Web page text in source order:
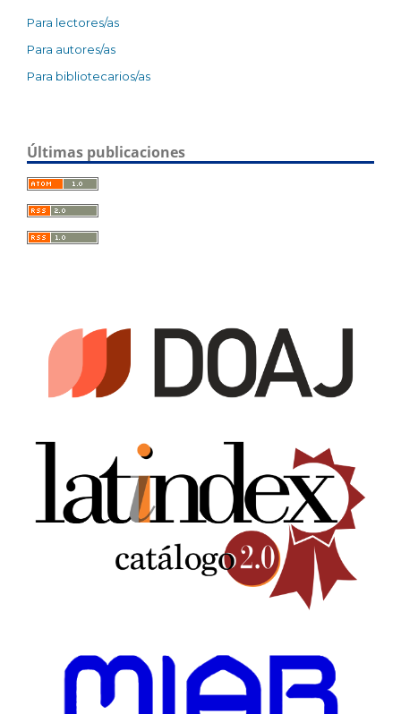
Para lectores/as
Para autores/as
Para bibliotecarios/as
Últimas publicaciones